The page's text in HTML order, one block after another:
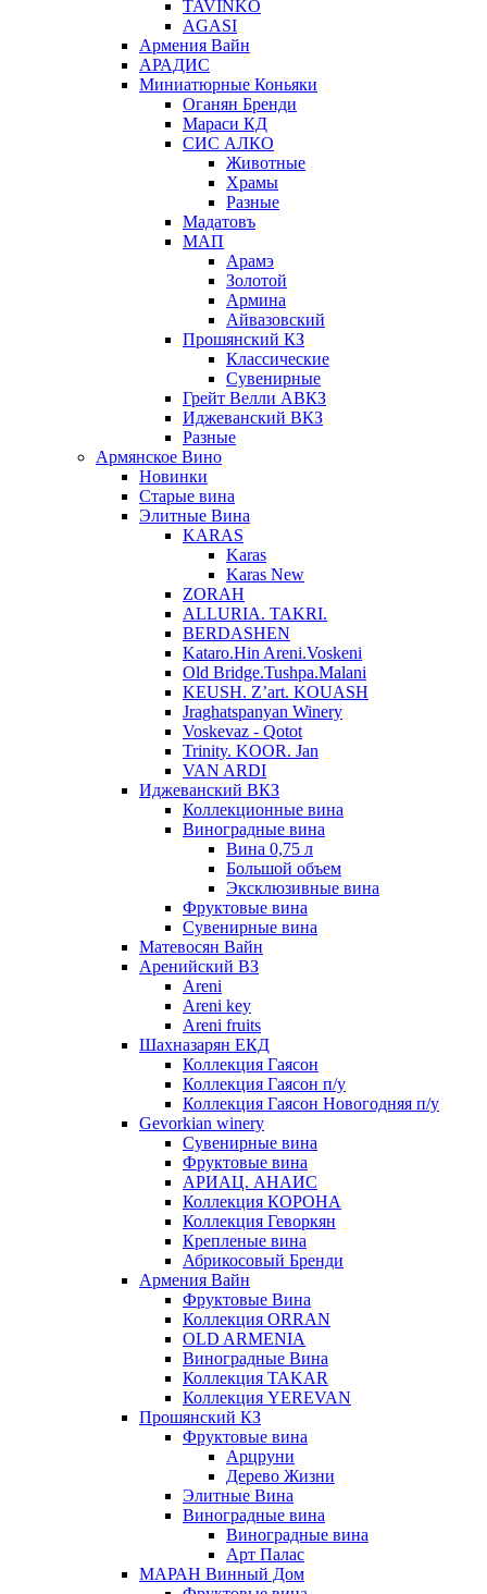
TAVINKO
AGASI
Армения Вайн
АРАДИС
Миниатюрные Коньяки
Оганян Бренди
Мараси КД
СИС АЛКО
Животные
Храмы
Разные
Мадатовъ
МАП
Арамэ
Золотой
Армина
Айвазовский
Прошянский КЗ
Классические
Сувенирные
Грейт Велли АВКЗ
Иджеванский ВКЗ
Разные
Армянское Вино
Новинки
Старые вина
Элитные Вина
KARAS
Karas
Karas New
ZORAH
ALLURIA. TAKRI.
BERDASHEN
Kataro.Hin Areni.Voskeni
Old Bridge.Tushpa.Malani
KEUSH. Z’art. KOUASH
Jraghatspanyan Winery
Voskevaz - Qotot
Trinity. KOOR. Jan
VAN ARDI
Иджеванский ВКЗ
Коллекционные вина
Виноградные вина
Вина 0,75 л
Большой объем
Эксклюзивные вина
Фруктовые вина
Cувенирные вина
Матевосян Вайн
Аренийский ВЗ
Areni
Areni key
Areni fruits
Шахназарян ЕКД
Коллекция Гаясон
Коллекция Гаясон п/у
Коллекция Гаясон Новогодняя п/у
Gevorkian winery
Сувенирные вина
Фруктовые вина
АРИАЦ. АНАИС
Коллекция КОРОНА
Коллекция Геворкян
Крепленые вина
Абрикосовый Бренди
Армения Вайн
Фруктовые Вина
Коллекция ORRAN
OLD ARMENIA
Виноградные Вина
Коллекция TAKAR
Коллекция YEREVAN
Прошянский КЗ
Фруктовые вина
Арцруни
Дерево Жизни
Элитные Вина
Виноградные вина
Виноградные вина
Арт Палас
МАРАН Винный Дом